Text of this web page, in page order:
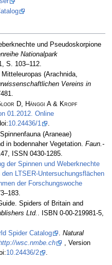
und Pseudoskorpione
Nationalpark
S. 103–112.
(Arachnida,
Vereins in
D, Hänggi A & Kropf
01.2012. Online
10.24436/1
.
(Araneae)
in bodennaher Vegetation. Faun.-
ISSN 0430-1285.
der Spinnen und Weberknechte
LTSER-Untersuchungsflächen
der Forschungswoche
Spiders of Britain and
Ltd. . ISBN 0-00-219981-5,
Spider Catalog . Natural
wsc.nmbe.ch
, Version
10.24436/2 .